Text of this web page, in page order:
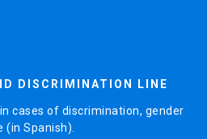
DISCRIMINATION LINE
cases of discrimination, gender
(in Spanish).